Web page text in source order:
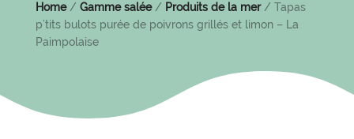
Home/ Gamme salée/ Produits de la mer/ Tapas
p’tits bulots purée de poivrons grillés et limon – La
Paimpolaise